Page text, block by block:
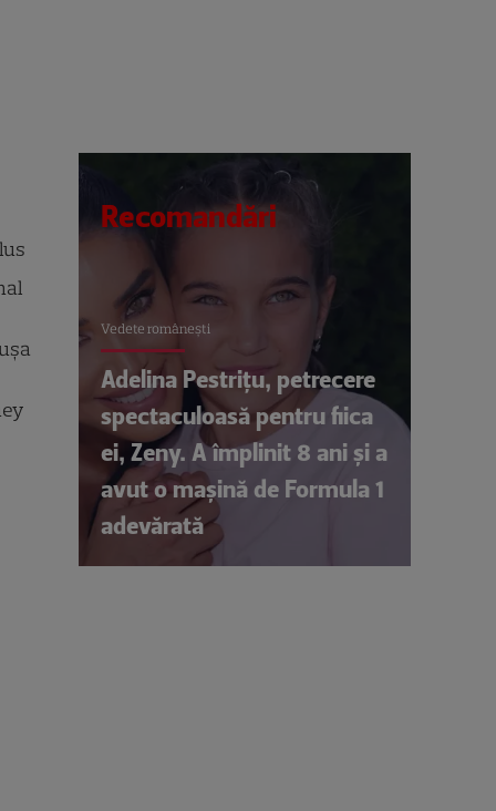
Recomandări
Vedete româneşti
Adelina Pestrițu, petrecere
spectaculoasă pentru fiica
ei, Zeny. A împlinit 8 ani și a
avut o mașină de Formula 1
adevărată